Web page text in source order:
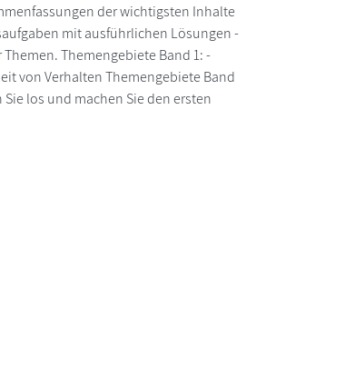
der wichtigsten Inhalte
mit ausführlichen Lösungen -
Themengebiete Band 1: -
von Verhalten Themengebiete Band
los und machen Sie den ersten